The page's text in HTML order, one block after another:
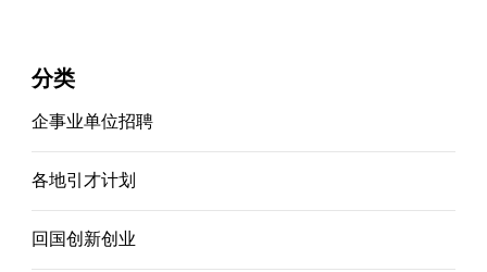
分类
企事业单位招聘
各地引才计划
回国创新创业